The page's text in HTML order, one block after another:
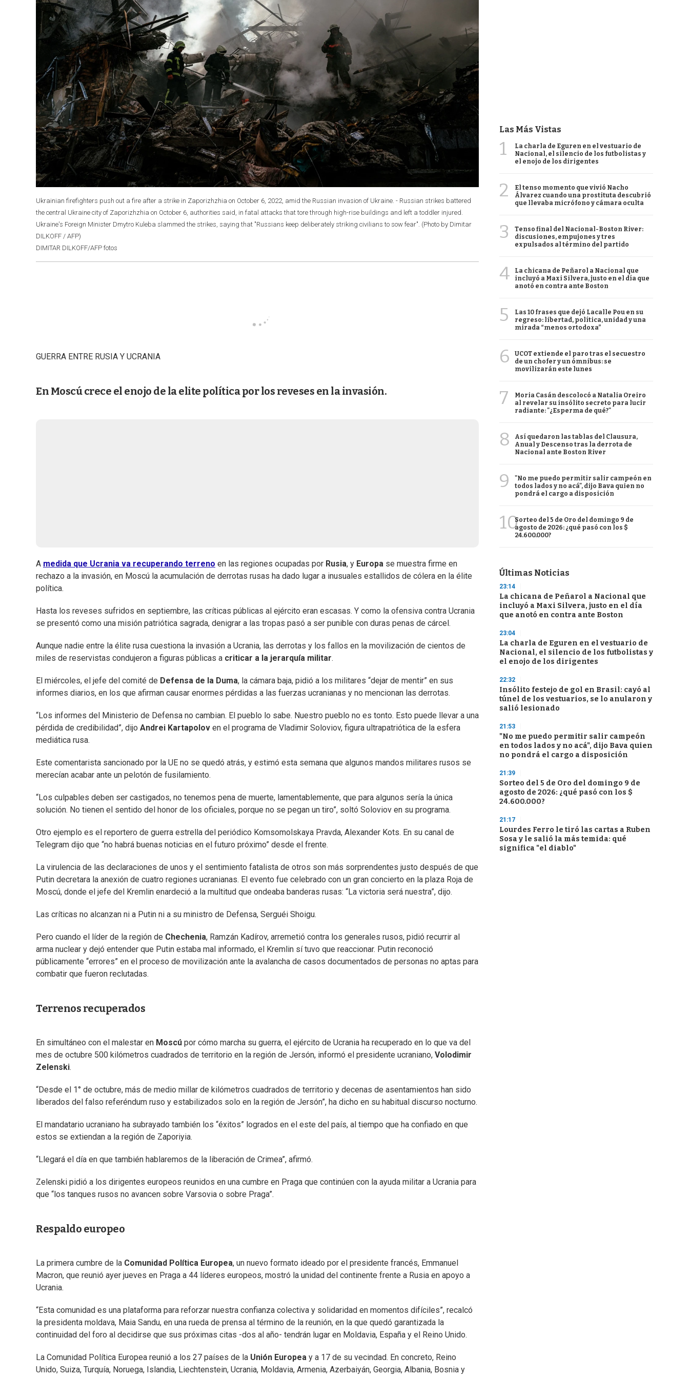
Ukrainian firefighters push out a fire after a strike in Zaporizhzhia on October 6, 2022, amid the Russian invasion of Ukraine. - Russian strikes battered
the central Ukraine city of Zaporizhzhia on October 6, authorities said, in fatal attacks that tore through high-rise buildings and left a toddler injured.
Ukraine's Foreign Minister Dmytro Kuleba slammed the strikes, saying that "Russians keep deliberately striking civilians to sow fear". (Photo by Dimitar
DILKOFF / AFP)
DIMITAR DILKOFF/AFP fotos
GUERRA ENTRE RUSIA Y UCRANIA
En Moscú crece el enojo de la elite política por los reveses en la invasión.
A medida que Ucrania va recuperando terreno en las regiones ocupadas por Rusia, y Europa se muestra firme en
rechazo a la invasión, en Moscú la acumulación de derrotas rusas ha dado lugar a inusuales estallidos de cólera en la élite
política.
Hasta los reveses sufridos en septiembre, las críticas públicas al ejército eran escasas. Y como la ofensiva contra Ucrania
se presentó como una misión patriótica sagrada, denigrar a las tropas pasó a ser punible con duras penas de cárcel.
Aunque nadie entre la élite rusa cuestiona la invasión a Ucrania, las derrotas y los fallos en la movilización de cientos de
miles de reservistas condujeron a figuras públicas a criticar a la jerarquía militar.
El miércoles, el jefe del comité de Defensa de la Duma, la cámara baja, pidió a los militares “dejar de mentir” en sus
informes diarios, en los que afirman causar enormes pérdidas a las fuerzas ucranianas y no mencionan las derrotas.
“Los informes del Ministerio de Defensa no cambian. El pueblo lo sabe. Nuestro pueblo no es tonto. Esto puede llevar a una
pérdida de credibilidad”, dijo Andrei Kartapolov en el programa de Vladimir Soloviov, figura ultrapatriótica de la esfera
mediática rusa.
Este comentarista sancionado por la UE no se quedó atrás, y estimó esta semana que algunos mandos militares rusos se
merecían acabar ante un pelotón de fusilamiento.
“Los culpables deben ser castigados, no tenemos pena de muerte, lamentablemente, que para algunos sería la única
solución. No tienen el sentido del honor de los oficiales, porque no se pegan un tiro”, soltó Soloviov en su programa.
Otro ejemplo es el reportero de guerra estrella del periódico Komsomolskaya Pravda, Alexander Kots. En su canal de
Telegram dijo que “no habrá buenas noticias en el futuro próximo” desde el frente.
La virulencia de las declaraciones de unos y el sentimiento fatalista de otros son más sorprendentes justo después de que
Putin decretara la anexión de cuatro regiones ucranianas. El evento fue celebrado con un gran concierto en la plaza Roja de
Moscú, donde el jefe del Kremlin enardeció a la multitud que ondeaba banderas rusas: “La victoria será nuestra”, dijo.
Las críticas no alcanzan ni a Putin ni a su ministro de Defensa, Serguéi Shoigu.
Pero cuando el líder de la región de Chechenia, Ramzán Kadírov, arremetió contra los generales rusos, pidió recurrir al
arma nuclear y dejó entender que Putin estaba mal informado, el Kremlin sí tuvo que reaccionar. Putin reconoció
públicamente “errores” en el proceso de movilización ante la avalancha de casos documentados de personas no aptas para
combatir que fueron reclutadas.
Terrenos recuperados
En simultáneo con el malestar en Moscú por cómo marcha su guerra, el ejército de Ucrania ha recuperado en lo que va del
mes de octubre 500 kilómetros cuadrados de territorio en la región de Jersón, informó el presidente ucraniano, Volodimir
Zelenski.
“Desde el 1° de octubre, más de medio millar de kilómetros cuadrados de territorio y decenas de asentamientos han sido
liberados del falso referéndum ruso y estabilizados solo en la región de Jersón”, ha dicho en su habitual discurso nocturno.
El mandatario ucraniano ha subrayado también los “éxitos” logrados en el este del país, al tiempo que ha confiado en que
estos se extiendan a la región de Zaporiyia.
“Llegará el día en que también hablaremos de la liberación de Crimea”, afirmó.
Zelenski pidió a los dirigentes europeos reunidos en una cumbre en Praga que continúen con la ayuda militar a Ucrania para
que “los tanques rusos no avancen sobre Varsovia o sobre Praga”.
Respaldo europeo
La primera cumbre de la Comunidad Política Europea, un nuevo formato ideado por el presidente francés, Emmanuel
Macron, que reunió ayer jueves en Praga a 44 líderes europeos, mostró la unidad del continente frente a Rusia en apoyo a
Ucrania.
“Esta comunidad es una plataforma para reforzar nuestra confianza colectiva y solidaridad en momentos difíciles”, recalcó
la presidenta moldava, Maia Sandu, en una rueda de prensa al término de la reunión, en la que quedó garantizada la
continuidad del foro al decidirse que sus próximas citas -dos al año- tendrán lugar en Moldavia, España y el Reino Unido.
La Comunidad Política Europea reunió a los 27 países de la Unión Europea y a 17 de su vecindad. En concreto, Reino
Unido, Suiza, Turquía, Noruega, Islandia, Liechtenstein, Ucrania, Moldavia, Armenia, Azerbaiyán, Georgia, Albania, Bosnia y
Las Más Vistas
1
La charla de Eguren en el vestuario de
Nacional, el silencio de los futbolistas y
el enojo de los dirigentes
2
El tenso momento que vivió Nacho
Álvarez cuando una prostituta descubrió
que llevaba micrófono y cámara oculta
3
Tenso final del Nacional-Boston River:
discusiones, empujones y tres
expulsados al término del partido
4
La chicana de Peñarol a Nacional que
incluyó a Maxi Silvera, justo en el día que
anotó en contra ante Boston
5
Las 10 frases que dejó Lacalle Pou en su
regreso: libertad, política, unidad y una
mirada “menos ortodoxa”
6
UCOT extiende el paro tras el secuestro
de un chofer y un ómnibus: se
movilizarán este lunes
7
Moria Casán descolocó a Natalia Oreiro
al revelar su insólito secreto para lucir
radiante: "¿Esperma de qué?"
8
Así quedaron las tablas del Clausura,
Anual y Descenso tras la derrota de
Nacional ante Boston River
9
"No me puedo permitir salir campeón en
todos lados y no acá", dijo Bava quien no
pondrá el cargo a disposición
10Sorteo del 5 de Oro del domingo 9 de
agosto de 2026: ¿qué pasó con los $
24.600.000?
Últimas Noticias
23:14
La chicana de Peñarol a Nacional que
incluyó a Maxi Silvera, justo en el día
que anotó en contra ante Boston
23:04
La charla de Eguren en el vestuario de
Nacional, el silencio de los futbolistas y
el enojo de los dirigentes
22:32
Insólito festejo de gol en Brasil: cayó al
túnel de los vestuarios, se lo anularon y
salió lesionado
21:53
"No me puedo permitir salir campeón
en todos lados y no acá", dijo Bava quien
no pondrá el cargo a disposición
21:39
Sorteo del 5 de Oro del domingo 9 de
agosto de 2026: ¿qué pasó con los $
24.600.000?
21:17
Lourdes Ferro le tiró las cartas a Ruben
Sosa y le salió la más temida: qué
significa "el diablo"